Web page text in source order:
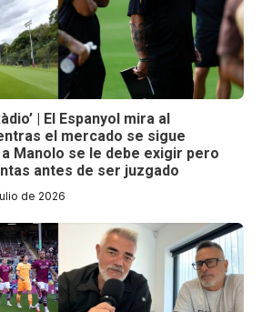
| El Espanyol mira al
el mercado se sigue
Manolo se le debe exigir pero
antes de ser juzgado
de 2026